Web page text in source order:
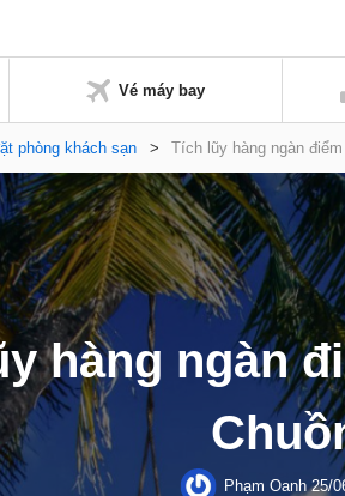
Vé máy bay
phòng khách sạn > Tích lũy hàng ngàn
hàng ngàn
Phạm Oanh25/